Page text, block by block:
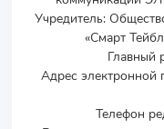
Учредитель:
«Смарт
Главный
Адрес электронной
Телефон